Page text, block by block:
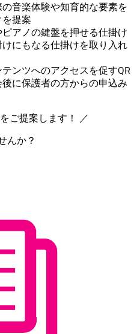
音楽体験や知育的な要素を
提案
アノの鍵盤を押せる仕掛け
にもなる仕掛けを取り入れ
ンツへのアクセスを促すQR
に保護者の方からの申込み
ご提案します！ ／
んか？